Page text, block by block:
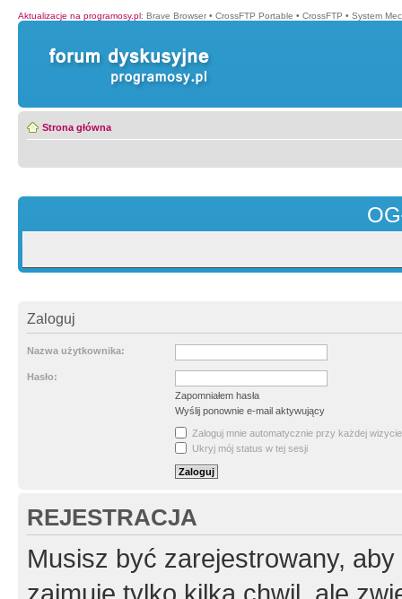
Aktualizacje na programosy.pl: Brave Browser • CrossFTP Portable • CrossFTP • System
Strona główna
Zaloguj
Nazwa użytkownika:
Hasło:
Zapomniałem hasła
Wyślij ponownie e-mail aktywujący
Zaloguj mnie automatycznie przy każdej wizycie
Ukryj mój status w tej sesji
REJESTRACJA
Musisz być zarejestrowany,
zajmuje tylko kilka chwil, ale